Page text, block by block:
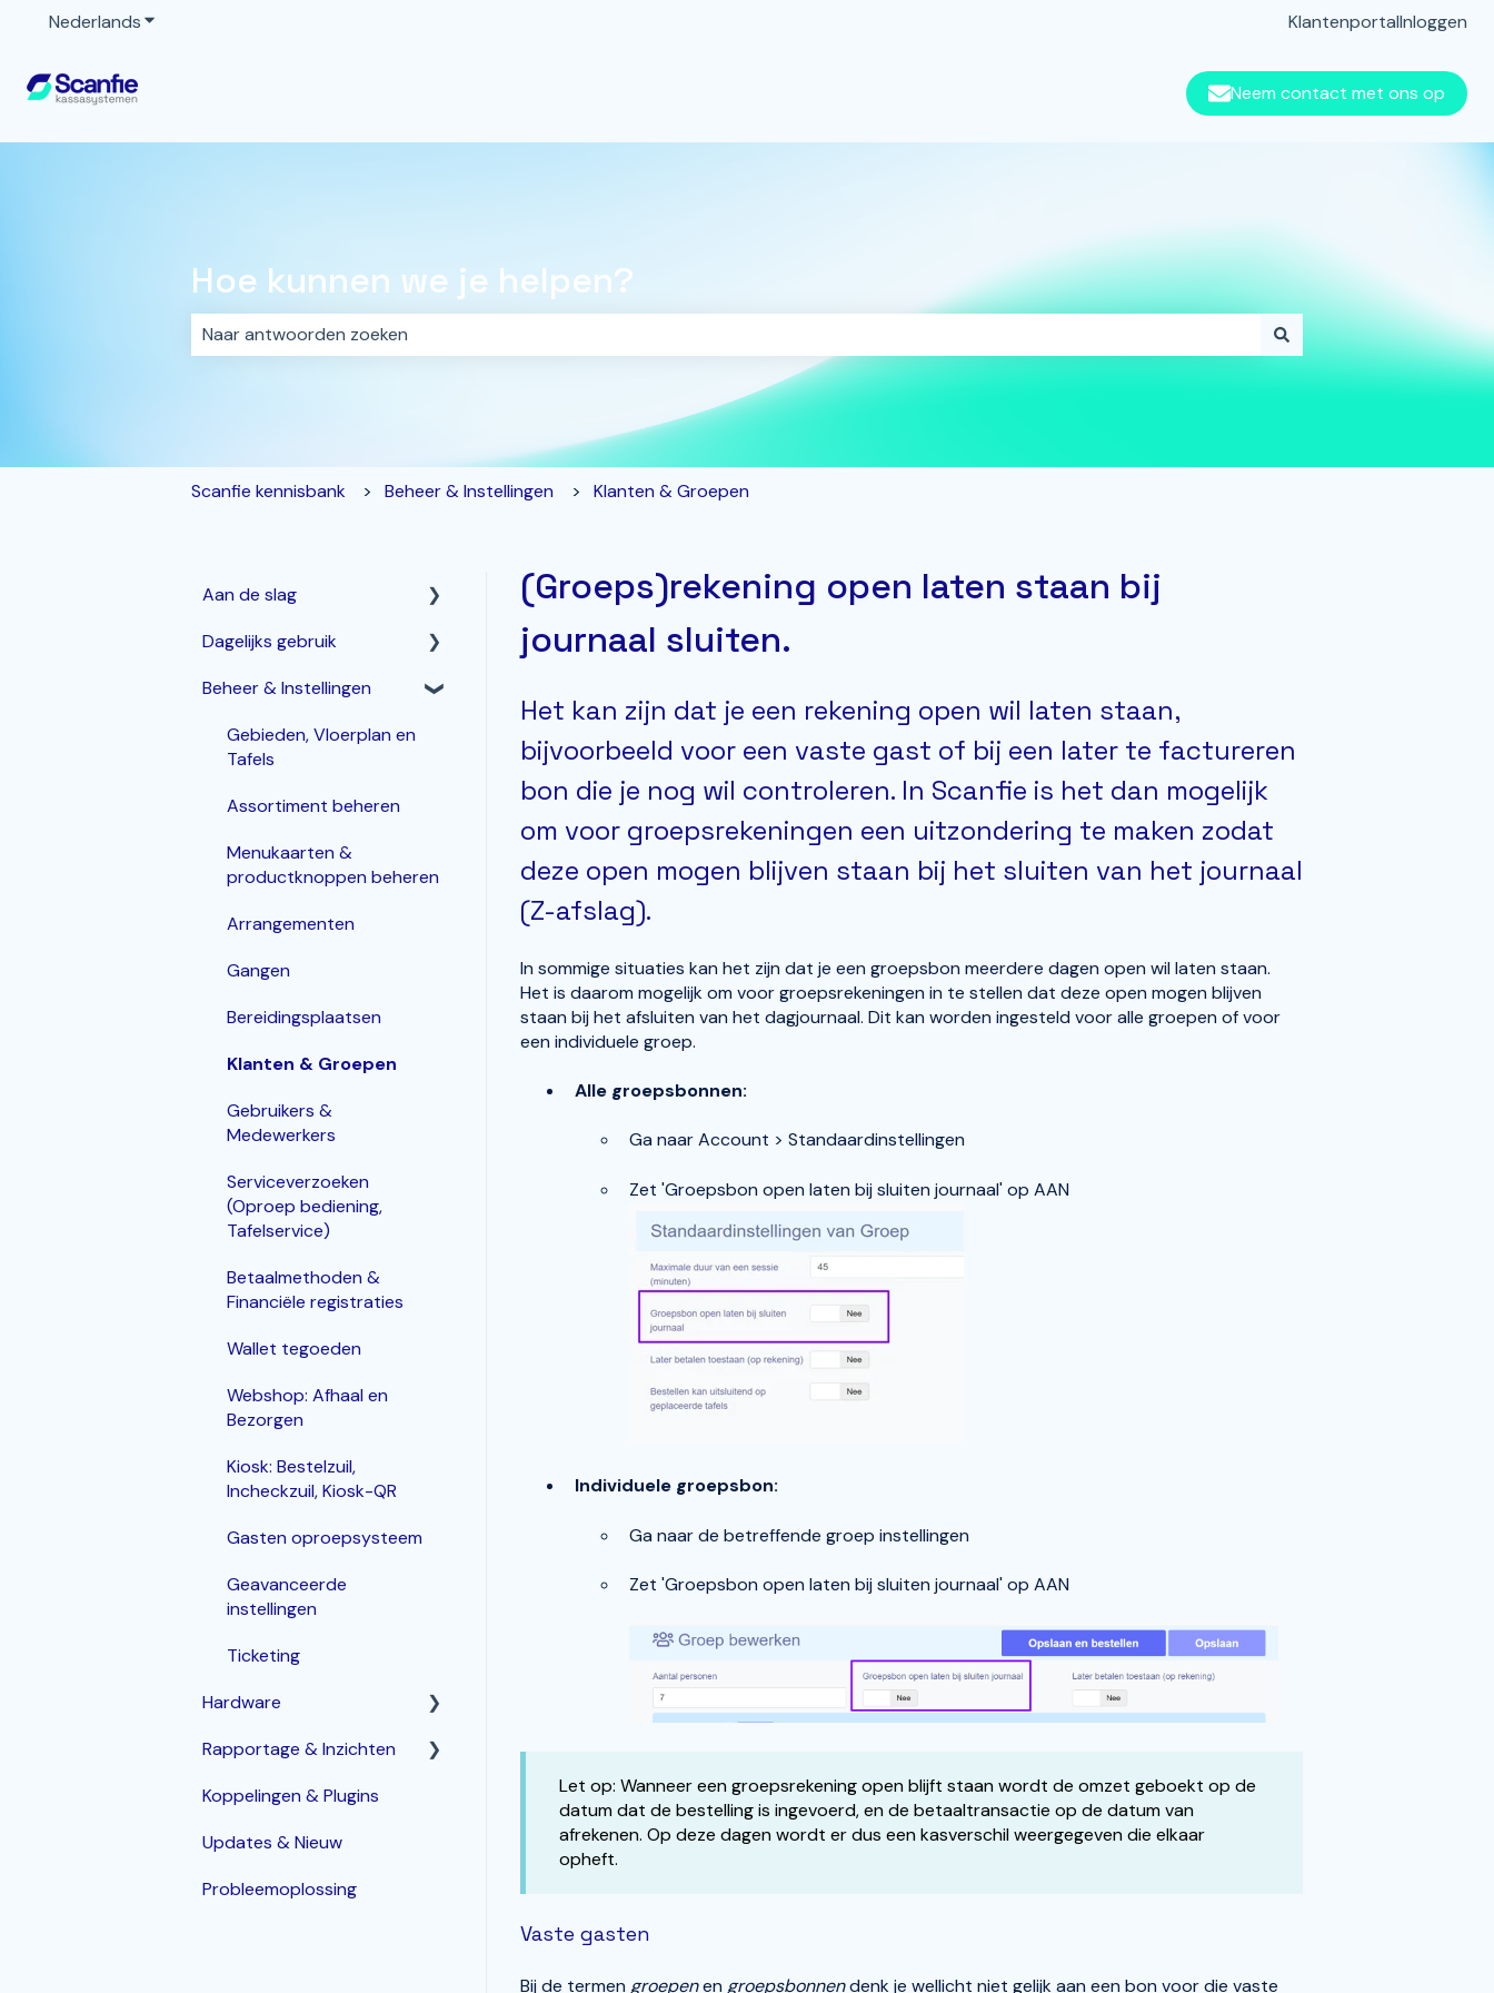
NederlandsSubmenu tonen voor vertalingen KlantenportalInloggen
Neem contact met ons op
Hoe kunnen we je helpen?
Scanfie kennisbank Beheer & Instellingen Klanten & Groepen
(Groeps)rekening open laten staan bij
journaal sluiten.
Het kan zijn dat je een rekening open wil laten staan,
bijvoorbeeld voor een vaste gast of bij een later te factureren
bon die je nog wil controleren. In Scanfie is het dan mogelijk
om voor groepsrekeningen een uitzondering te maken zodat
deze open mogen blijven staan bij het sluiten van het journaal
(Z-afslag).
In sommige situaties kan het zijn dat je een groepsbon meerdere dagen open wil laten staan.
Het is daarom mogelijk om voor groepsrekeningen in te stellen dat deze open mogen blijven
staan bij het afsluiten van het dagjournaal. Dit kan worden ingesteld voor alle groepen of voor
een individuele groep.
Alle groepsbonnen:
Ga naar Account > Standaardinstellingen
Zet 'Groepsbon open laten bij sluiten journaal' op AAN
Individuele groepsbon:
Ga naar de betreffende groep instellingen
Zet 'Groepsbon open laten bij sluiten journaal' op AAN
Let op: Wanneer een groepsrekening open blijft staan wordt de omzet geboekt op de
datum dat de bestelling is ingevoerd, en de betaaltransactie op de datum van
afrekenen. Op deze dagen wordt er dus een kasverschil weergegeven die elkaar
opheft.
Vaste gasten
Bij de termen groepenen groepsbonnendenk je wellicht niet gelijk aan een bon voor die vaste
Aan de slag
Horeca Kassasysteem
Webshop: Afhaal- en
Bestelzuil en Kiosk-QR
Dagelijks gebruik
Betalen & corrigeren
Bestellingen invoeren &
bewerken
Korting
Inloggen, In- en Uitklokken
Beheer & Instellingen
Gebieden, Vloerplan en
Tafels
Assortiment beheren
Menukaarten &
productknoppen beheren
Arrangementen
Gangen
Bereidingsplaatsen
Klanten & Groepen
Gebruikers &
Medewerkers
Serviceverzoeken
(Oproep bediening,
Tafelservice)
Betaalmethoden &
Financiële registraties
Wallet tegoeden
Webshop: Afhaal en
Bezorgen
Kiosk: Bestelzuil,
Incheckzuil, Kiosk-QR
Gasten oproepsysteem
Geavanceerde
instellingen
Ticketing
Hardware
Router
POS terminals
Bonprinters
Kassalade
Rapportage & Inzichten
Geavanceerde opties
Koppelingen & Plugins
Updates & Nieuw
Probleemoplossing